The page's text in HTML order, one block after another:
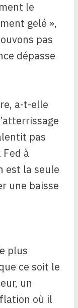
le
gelé »,
pas
dépasse
a-t-elle
pas
à
est la seule
une baisse
plus
ce soit le
un
où il